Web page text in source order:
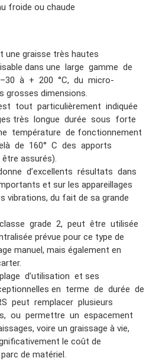
froide ou chaude
une graisse très hautes
dans une large gamme de
à + 200 °C, du micro-
grosses dimensions.
tout particulièrement indiquée
très longue durée sous forte
température de fonctionnement
de 160° C des apports
assurés).
d’excellents résultats dans
et sur les appareillages
vibrations, du fait de sa grande
grade 2, peut être utilisée
prévue pour ce type de
manuel, mais également en
d’utilisation et ses
en terme de durée de
peut remplacer plusieurs
ou permettre un espacement
voire un graissage à vie,
le coût de
de matériel.